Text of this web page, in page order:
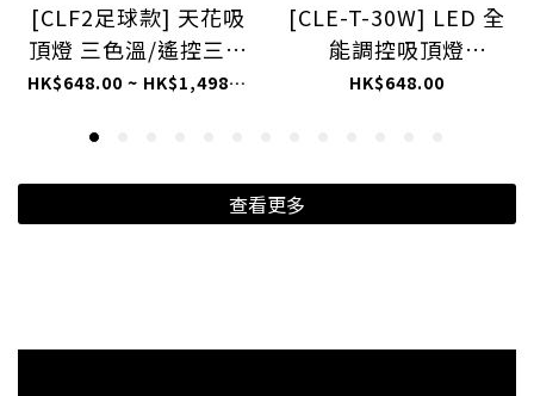
[CLF2足球款] 天花吸
頂燈 三色溫/遙控三色
溫 24W / 36W / 60W
HK$648.00 ~ HK$1,498.00
[CLE-T-30W] LED 全
能調控吸頂燈
18W+24W+36W
HK$648.00
查看更多